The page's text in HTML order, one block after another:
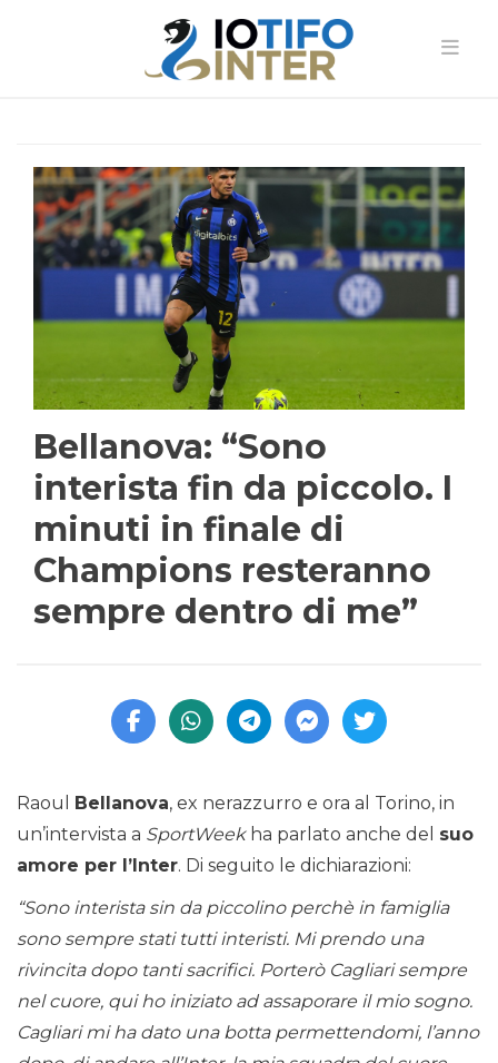
Bellanova: “Sono
interista fin da piccolo. I
minuti in finale di
Champions resteranno
sempre dentro di me”
Raoul Bellanova, ex nerazzurro e ora al Torino, in
un’intervista a SportWeekha parlato anche del suo
amore per l’Inter. Di seguito le dichiarazioni:
“Sono interista sin da piccolino perchè in famiglia
sono sempre stati tutti interisti. Mi prendo una
rivincita dopo tanti sacrifici. Porterò Cagliari sempre
nel cuore, qui ho iniziato ad assaporare il mio sogno.
Cagliari mi ha dato una botta permettendomi, l’anno